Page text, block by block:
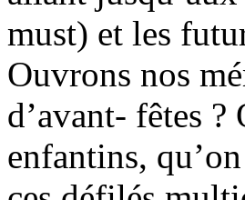
must) et les
Ouvrons nos
d’avant- fêtes
enfantins,